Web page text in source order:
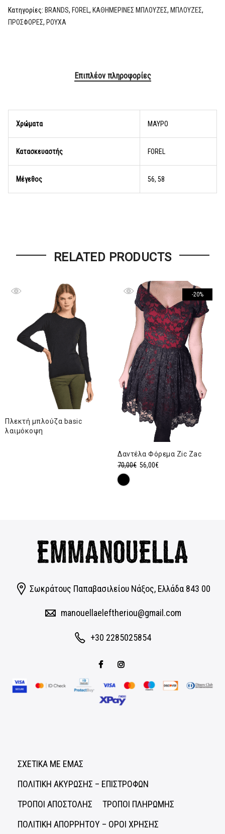
Κατηγορίες: BRANDS, FOREL , ΚΑΘΗΜΕΡΙΝΕΣ ΜΠΛΟΥΖΕΣ, ΜΠΛΟΥΖΕΣ,
ΠΡΟΣΦΟΡΕΣ, ΡΟΥΧΑ
Επιπλέον πληροφορίες
Χρώματα ΜΑΥΡΟ
Κατασκευαστής FOREL
Μέγεθος 56, 58
RELATED PRODUCTS
Πλεκτή μπλούζα basic
λαιμόκοψη
-20%
Δαντέλα Φόρεμα Zic Zac
70,00€ Original
56,00€Η
Σωκράτους Παπαβασιλείου Νάξος, Eλλάδα 843 00
manouellaeleftheriou@gmail.com
+30 2285025854
ΣΧΕΤΙΚΑ ΜΕ ΕΜΑΣ
ΠΟΛΙΤΙΚΗ ΑΚΥΡΩΣΗΣ – ΕΠΙΣΤΡΟΦΩΝ
ΤΡΟΠΟΙ ΑΠΟΣΤΟΛΗΣ
ΤΡΟΠΟΙ ΠΛΗΡΩΜΗΣ
ΠΟΛΙΤΙΚΗ ΑΠΟΡΡΗΤΟΥ – ΟΡΟΙ ΧΡΗΣΗΣ